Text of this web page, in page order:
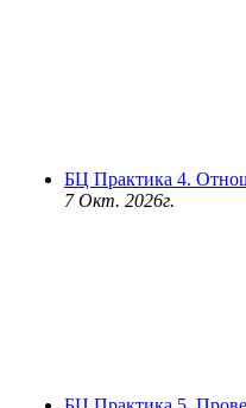
БЦ Практика 4.
7 Окт. 2026г.